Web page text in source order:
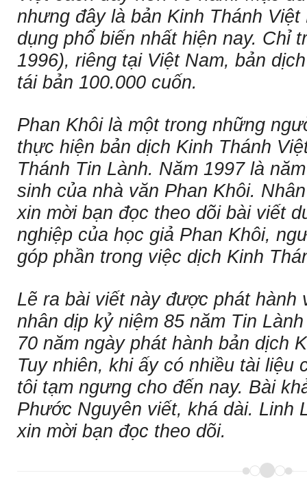
nhưng đây là bản Kinh Thánh
dụng phổ biến nhất hiện nay. Chỉ
1996), riêng tại Việt Nam, bản
tái bản 100.000 cuốn.
Phan Khôi là một trong những
thực hiện bản dịch Kinh Thánh
Thánh Tin Lành. Năm 1997 là
sinh của nhà văn Phan Khôi.
xin mời bạn đọc theo dõi bài viết
nghiệp của học giả Phan Khôi,
góp phần trong việc dịch Kinh
Lẽ ra bài viết này được phát hành
nhân dịp kỷ niệm 85 năm Tin
70 năm ngày phát hành bản dịch
Tuy nhiên, khi ấy có nhiều tài liệu
tôi tạm ngưng cho đến nay. Bài
Phước Nguyên viết, khá dài. Linh
xin mời bạn đọc theo dõi.